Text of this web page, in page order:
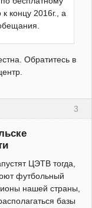
концу 2016г., а
Обратитесь в
3
ЦЭТВ тогда,
футбольный
нашей страны,
базы